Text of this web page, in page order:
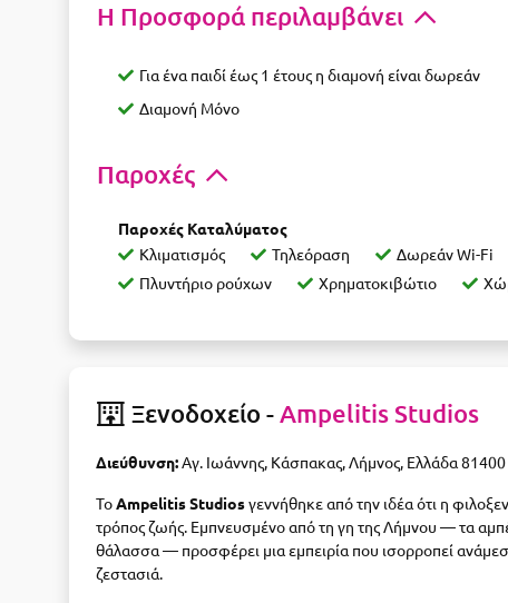
Η Προσφορά περιλαμβάνει
Για ένα παιδί έως 1 έτους η διαμονή είναι δωρεάν
Διαμονή Μόνο
Παροχές
Παροχές Καταλύματος
Κλιματισμός
Τηλεόραση Δωρεάν Wi-Fi
Πλυντήριο ρούχων
Χρηματοκιβώτιο
Ξενοδοχείο -Ampelitis Studios
Διεύθυνση:Αγ. Ιωάννης, Κάσπακας, Λήμνος, Ελλάδα 81400
ΤοAmpelitis Studiosγεννήθηκε από την ιδέα ότι η
τρόπος ζωής. Εμπνευσμένο από τη γη της Λήμνου — τα
θάλασσα — προσφέρει μια εμπειρία που ισορροπεί
ζεστασιά.